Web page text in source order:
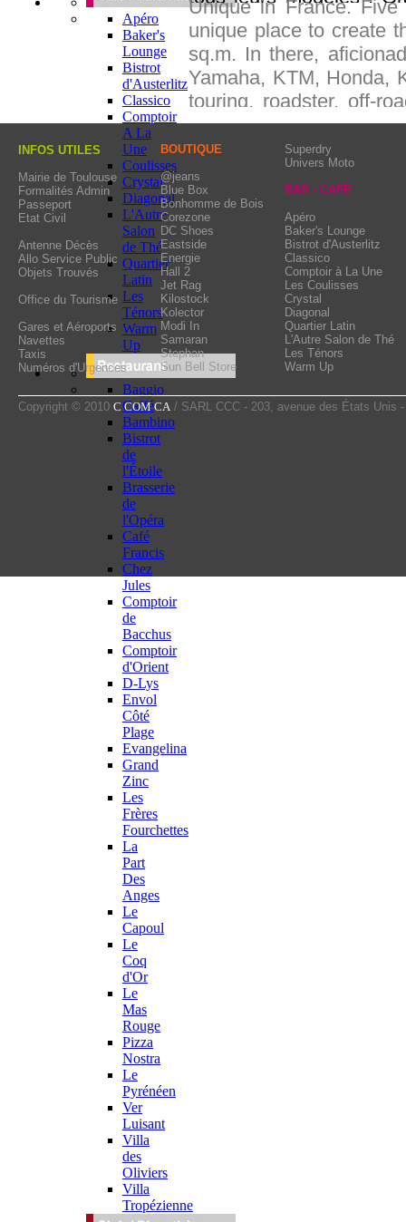
Unique in France.
unique place to create
sq.m. In there,
Yamaha, KTM, Honda,
touring, roadster, off-
also find a walk-in
a cleaning station, a
company, a driving
Café!
sportive,
service de
plaquettes, pneus…),
d'accessoires, une
conduite et même un
Apéro
Baker's
Lounge
Bistrot
d'Austerlitz
Classico
Comptoir
A La
Une
Coulisses
Crystal
Diagonal
L'Autre
Salon
de Thé
Quartier
Latin
Les
Ténors
Warm
Up
Baggio
Caffé
Bambino
Bistrot
de
l'Étoile
Brasserie
de
l'Opéra
Café
Francis
Chez
Jules
Comptoir
de
Bacchus
Comptoir
d'Orient
D-Lys
Envol
Côté
Plage
Evangelina
Grand
Zinc
Les
Frères
Fourchettes
La
Part
Des
Anges
Le
Capoul
Le
Coq
d'Or
Le
Mas
Rouge
Pizza
Nostra
Le
Pyrénéen
Ver
Luisant
Villa
des
Oliviers
Villa
Tropézienne
INFOS UTILES
Mairie de Toulouse
Formalités Admin
Passeport
Etat Civil
Antenne Décès
Allo Service Public
Objets Trouvés
Office du Tourisme
Gares et Aéroports
Navettes
Taxis
Numéros d'Urgences
Copyright © 2010 C COM CA / SARL CCC - 203, avenue des États Unis
Superdry
Univers Moto
BAR - CAFÉ
Apéro
Baker's Lounge
Bistrot d'Austerlitz
Classico
Comptoir à La Une
Les Coulisses
Crystal
Diagonal
Quartier Latin
L'Autre Salon de Thé
Les Ténors
Warm Up
BOUTIQUE
@jeans
Blue Box
Bonhomme de Bois
Corezone
DC Shoes
Eastside
Energie
Hall 2
Jet Rag
Kilostock
Kolector
Modi In
Samaran
Stephan
Sun Bell Store